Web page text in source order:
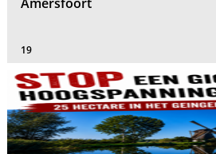
19